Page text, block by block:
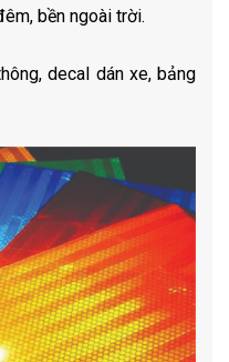
bền ngoài trời.
decal dán xe, bảng